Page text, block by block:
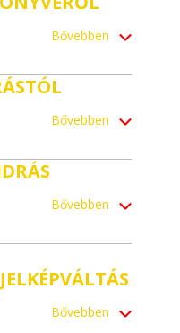
Bővebben
Bővebben
Bővebben
Bővebben